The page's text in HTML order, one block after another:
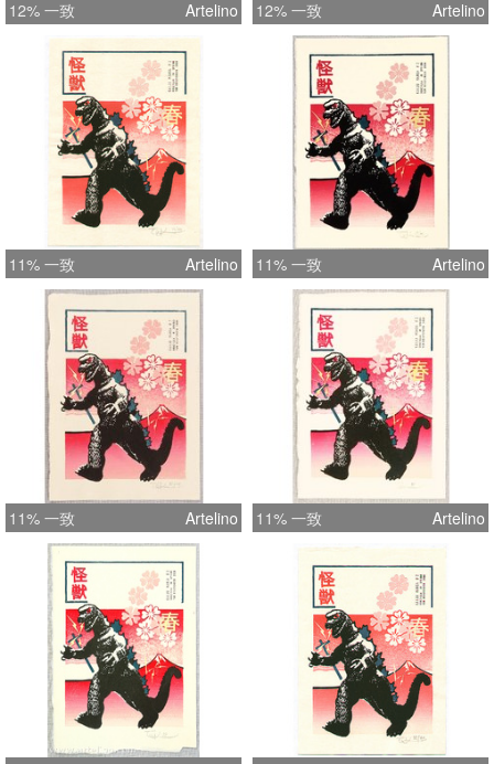
12% 一致 Artelino 12% 一致 Artelino
11% 一致 Artelino 11% 一致 Artelino
11% 一致 Artelino 11% 一致 Artelino